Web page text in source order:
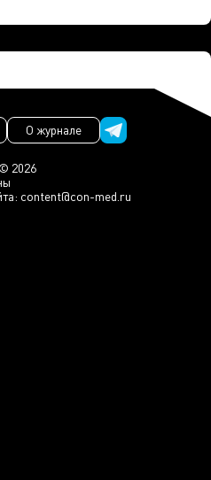
2026
content@con-med.ru
О журнале